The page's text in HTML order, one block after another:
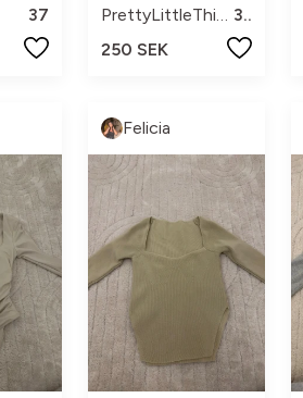
37
PrettyLittleThing
32
250 SEK
Felicia